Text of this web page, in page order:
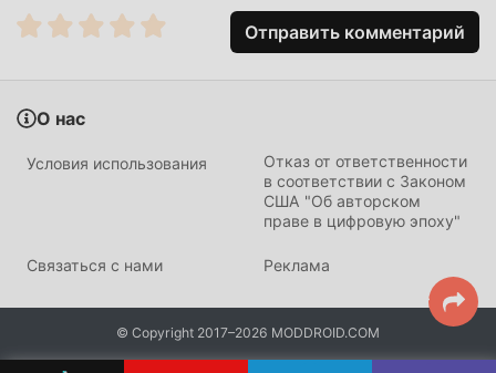
educational игра со всеми глобальными партнерами
КРАСИВЫЙ ЭКРАН
Как и традиционные игры educational, 宝宝机场
отличается уникальным художественным стилем, а
благодаря высококачественной графике, картам и
персонажам 宝宝机场 привлекает множество
поклонников educational, и по сравнению по сравнению
9.91.00.00 использует обновленный виртуальный
движок и вносит смелые обновления. Благодаря более
продвинутым технологиям впечатления от игры на
Отправить комментарий
О нас
Условия использования
Отказ от ответственности
в соответствии с Законом
США "Об авторском
праве в цифровую эпоху"
Связаться с нами Реклама
© Copyright 2017–2026 MODDROID.COM